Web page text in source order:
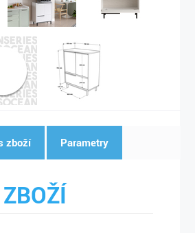
zboží Parametry